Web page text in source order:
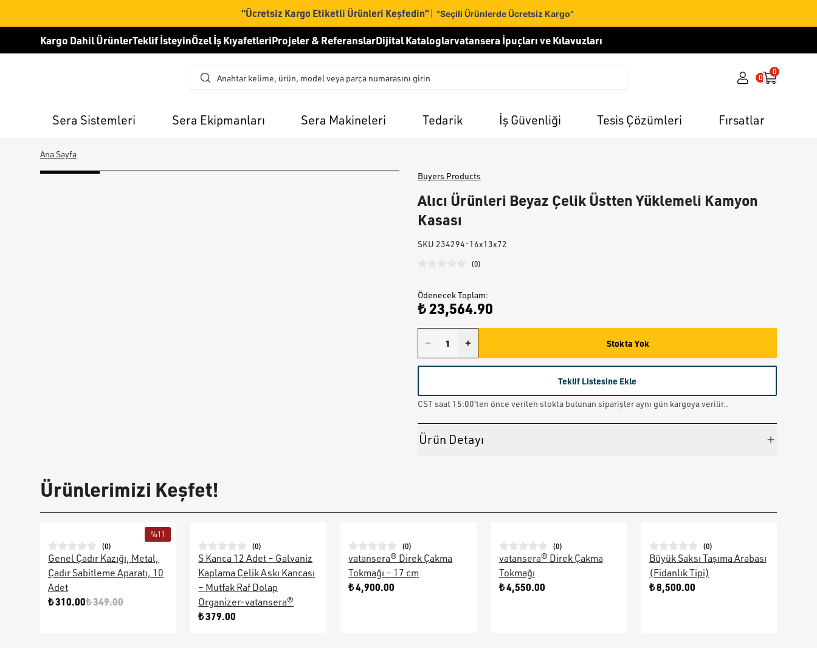
“Ücretsiz Kargo Etiketli Ürünleri Keşfedin”| “Seçili Ürünlerde Ücretsiz Kargo”
Kargo Dahil ÜrünlerTeklif İsteyinÖzel İş KıyafetleriProjeler & ReferanslarDijital Kataloglarvatansera İpuçları ve Kılavuzları
0
0
Sera Sistemleri Sera Ekipmanları Sera Makineleri Tedarik İş Güvenliği Tesis Çözümleri Fırsatlar
Ana Sayfa
Buyers Products
Alıcı Ürünleri Beyaz Çelik Üstten Yüklemeli Kamyon
Kasası
SKU 234294-16x13x72
(0)
Ödenecek Toplam:
₺ 23,564.90
Stokta Yok
Teklif Listesine Ekle
CST saat 15:00'ten önce verilen stokta bulunan siparişler aynı gün kargoya verilir..
Ürün Detayı
Ürünlerimizi Keşfet!
%11
(0)
Genel Çadır Kazığı, Metal,
Çadır Sabitleme Aparatı, 10
Adet
₺ 310.00₺ 349.00
(0)
S Kanca 12 Adet – Galvaniz
Kaplama Çelik Askı Kancası
– Mutfak Raf Dolap
Organizer-vatansera®
₺ 379.00
(0)
vatansera® Direk Çakma
Tokmağı – 17 cm
₺ 4,900.00
(0)
vatansera® Direk Çakma
Tokmağı
₺ 4,550.00
(0)
Büyük Saksı Taşıma Arabası
(Fidanlık Tipi)
₺ 8,500.00